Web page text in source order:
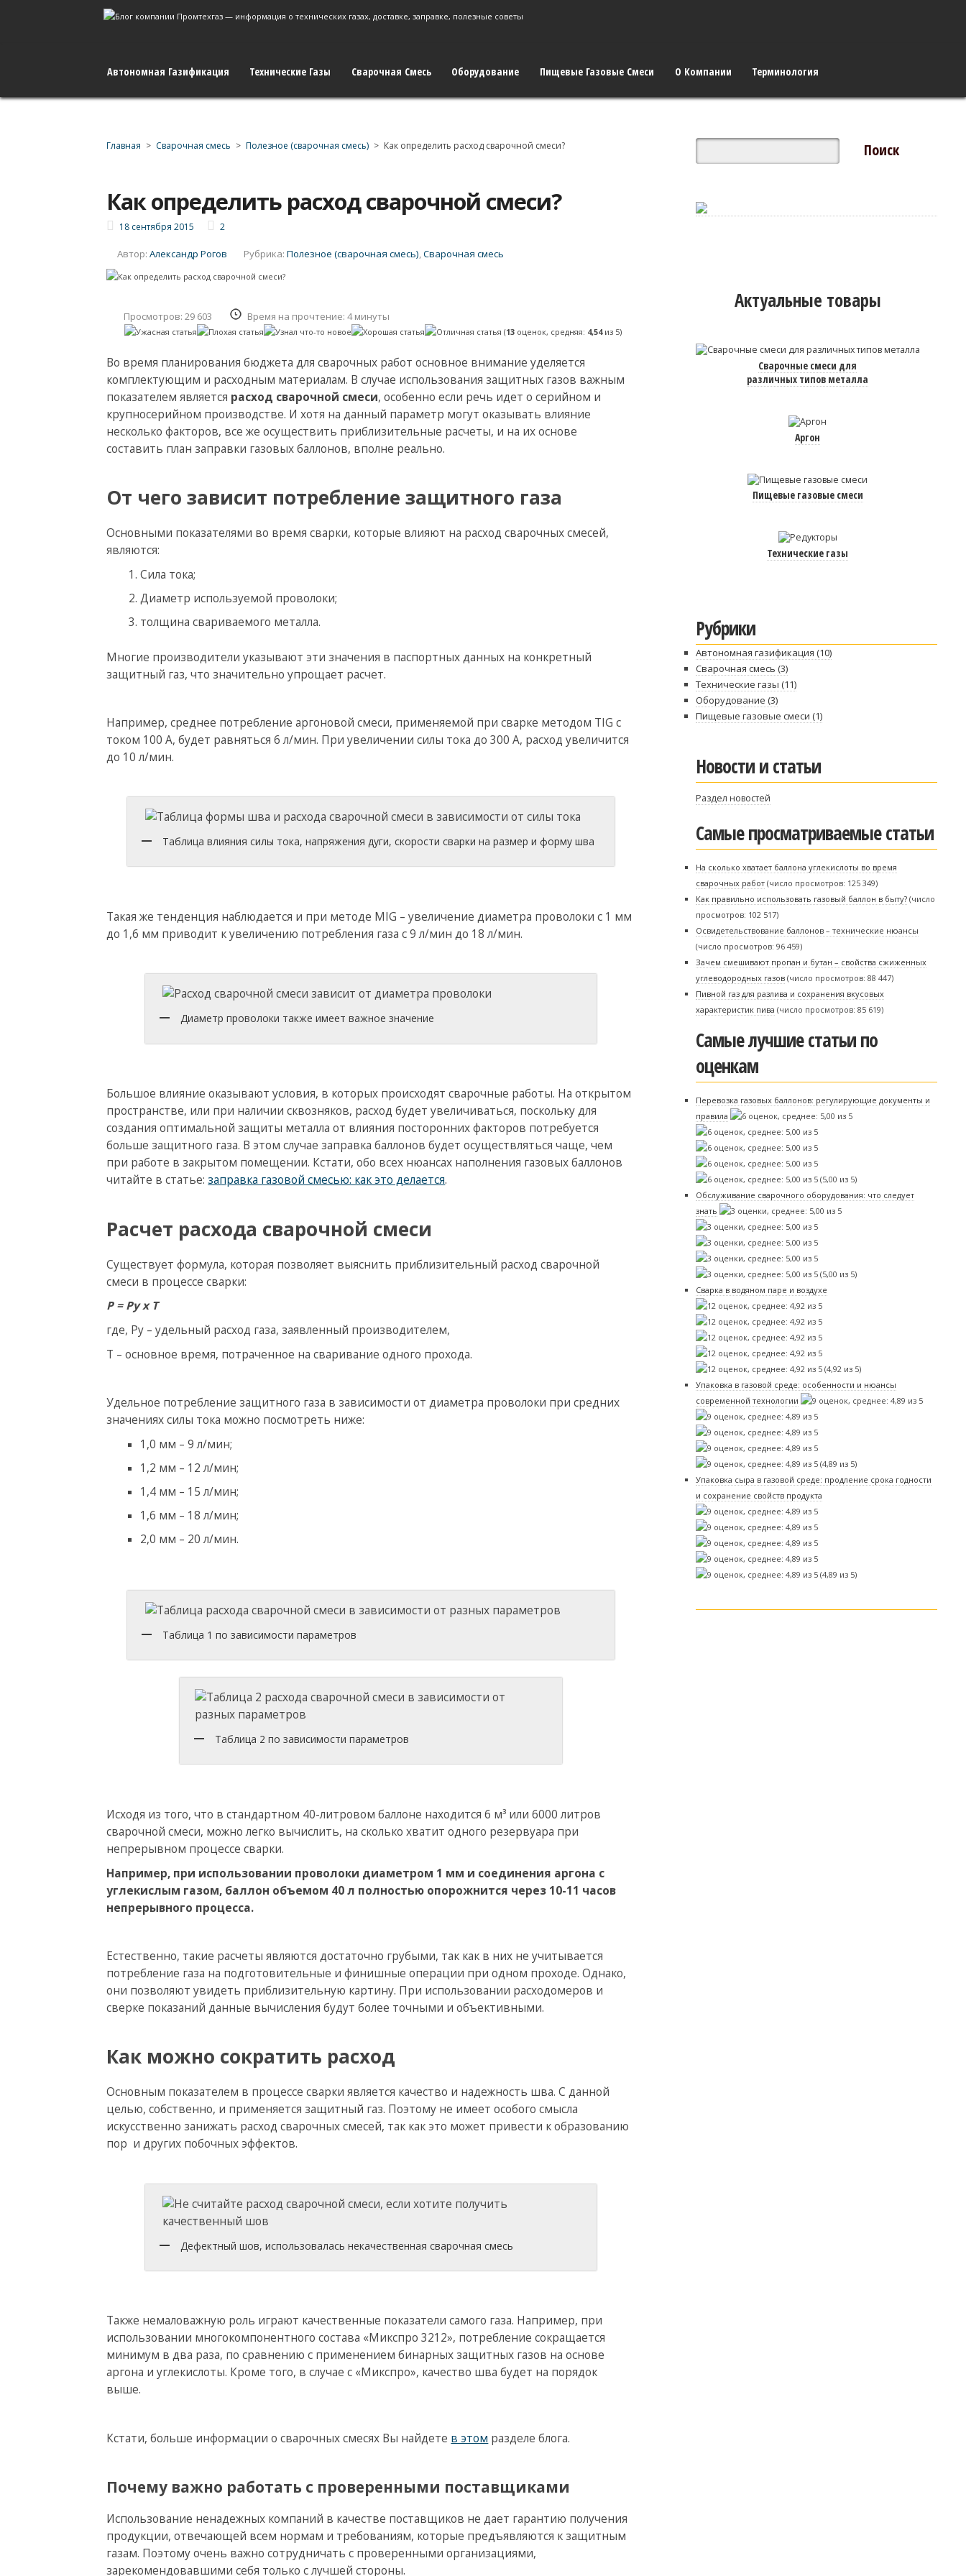
Автономная Газификация Технические Газы Сварочная Смесь Оборудование Пищевые Газовые Смеси О Компании Терминология
Главная > Сварочная смесь > Полезное (сварочная смесь) > Как определить расход сварочной смеси?
Как определить расход сварочной смеси?
18 сентября 2015 2
Автор: Александр Рогов Рубрика:Полезное (сварочная смесь),Сварочная смесь
Просмотров: 29 603 Время на прочтение: 4 минуты
(13 оценок, средняя: 4,54из 5)
Во время планирования бюджета для сварочных работ основное внимание уделяется
комплектующим и расходным материалам. В случае использования защитных газов важным
показателем является расход сварочной смеси, особенно если речь идет о серийном и
крупносерийном производстве. И хотя на данный параметр могут оказывать влияние
несколько факторов, все же осуществить приблизительные расчеты, и на их основе
составить план заправки газовых баллонов, вполне реально.
От чего зависит потребление защитного газа
Основными показателями во время сварки, которые влияют на расход сварочных смесей,
являются:
Сила тока;
Диаметр используемой проволоки;
толщина свариваемого металла.
Многие производители указывают эти значения в паспортных данных на конкретный
защитный газ, что значительно упрощает расчет.
Например, среднее потребление аргоновой смеси, применяемой при сварке методом TIG с
током 100 А, будет равняться 6 л/мин. При увеличении силы тока до 300 А, расход увеличится
до 10 л/мин.
Таблица влияния силы тока, напряжения дуги, скорости сварки на размер и форму шва
Такая же тенденция наблюдается и при методе MIG – увеличение диаметра проволоки с 1 мм
до 1,6 мм приводит к увеличению потребления газа с 9 л/мин до 18 л/мин.
Диаметр проволоки также имеет важное значение
Большое влияние оказывают условия, в которых происходят сварочные работы. На открытом
пространстве, или при наличии сквозняков, расход будет увеличиваться, поскольку для
создания оптимальной защиты металла от влияния посторонних факторов потребуется
больше защитного газа. В этом случае заправка баллонов будет осуществляться чаще, чем
при работе в закрытом помещении. Кстати, обо всех нюансах наполнения газовых баллонов
читайте в статье:заправка газовой смесью: как это делается.
Расчет расхода сварочной смеси
Существует формула, которая позволяет выяснить приблизительный расход сварочной
смеси в процессе сварки:
Р = Ру х Т
где, Ру – удельный расход газа, заявленный производителем,
Т – основное время, потраченное на сваривание одного прохода.
Удельное потребление защитного газа в зависимости от диаметра проволоки при средних
значениях силы тока можно посмотреть ниже:
1,0 мм – 9 л/мин;
1,2 мм – 12 л/мин;
1,4 мм – 15 л/мин;
1,6 мм – 18 л/мин;
2,0 мм – 20 л/мин.
Таблица 1 по зависимости параметров
Таблица 2 по зависимости параметров
Исходя из того, что в стандартном 40-литровом баллоне находится 6 м³ или 6000 литров
сварочной смеси, можно легко вычислить, на сколько хватит одного резервуара при
непрерывном процессе сварки.
Например, при использовании проволоки диаметром 1 мм и соединения аргона с
углекислым газом, баллон объемом 40 л полностью опорожнится через 10-11 часов
непрерывного процесса.
Естественно, такие расчеты являются достаточно грубыми, так как в них не учитывается
потребление газа на подготовительные и финишные операции при одном проходе. Однако,
они позволяют увидеть приблизительную картину. При использовании расходомеров и
сверке показаний данные вычисления будут более точными и объективными.
Как можно сократить расход
Основным показателем в процессе сварки является качество и надежность шва. С данной
целью, собственно, и применяется защитный газ. Поэтому не имеет особого смысла
искусственно занижать расход сварочных смесей, так как это может привести к образованию
пор и других побочных эффектов.
Дефектный шов, использовалась некачественная сварочная смесь
Также немаловажную роль играют качественные показатели самого газа. Например, при
использовании многокомпонентного состава «Микспро 3212», потребление сокращается
минимум в два раза, по сравнению с применением бинарных защитных газов на основе
аргона и углекислоты. Кроме того, в случае с «Микспро», качество шва будет на порядок
выше.
Кстати, больше информации о сварочных смесях Вы найдете в этом разделе блога.
Почему важно работать с проверенными поставщиками
Использование ненадежных компаний в качестве поставщиков не дает гарантию получения
продукции, отвечающей всем нормам и требованиям, которые предъявляются к защитным
газам. Поэтому очень важно сотрудничать с проверенными организациями,
зарекомендовавшими себя только с лучшей стороны.
Актуальные товары
Сварочные смеси для
различных типов металла
Аргон
Пищевые газовые смеси
Технические газы
Рубрики
Автономная газификация (10)
Сварочная смесь (3)
Технические газы (11)
Оборудование (3)
Пищевые газовые смеси (1)
Новости и статьи
Раздел новостей
Самые просматриваемые статьи
На сколько хватает баллона углекислоты во время
сварочных работ(число просмотров: 125 349)
Как правильно использовать газовый баллон в быту?(число
просмотров: 102 517)
Освидетельствование баллонов – технические нюансы
(число просмотров: 96 459)
Зачем смешивают пропан и бутан – свойства сжиженных
углеводородных газов(число просмотров: 88 447)
Пивной газ для разлива и сохранения вкусовых
характеристик пива (число просмотров: 85 619)
Самые лучшие статьи по
оценкам
Перевозка газовых баллонов: регулирующие документы и
правила
(5,00 из 5)
Обслуживание сварочного оборудования: что следует
знать
(5,00 из 5)
Сварка в водяном паре и воздухе
(4,92 из 5)
Упаковка в газовой среде: особенности и нюансы
современной технологии
(4,89 из 5)
Упаковка сыра в газовой среде: продление срока годности
и сохранение свойств продукта
(4,89 из 5)